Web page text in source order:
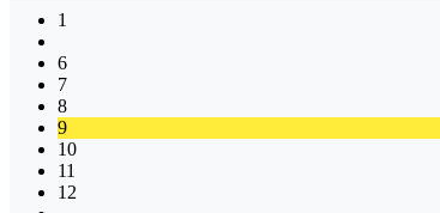
1
6
7
8
9
10
11
12